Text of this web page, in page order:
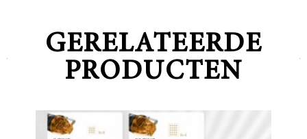
GERELATEERDE
PRODUCTEN